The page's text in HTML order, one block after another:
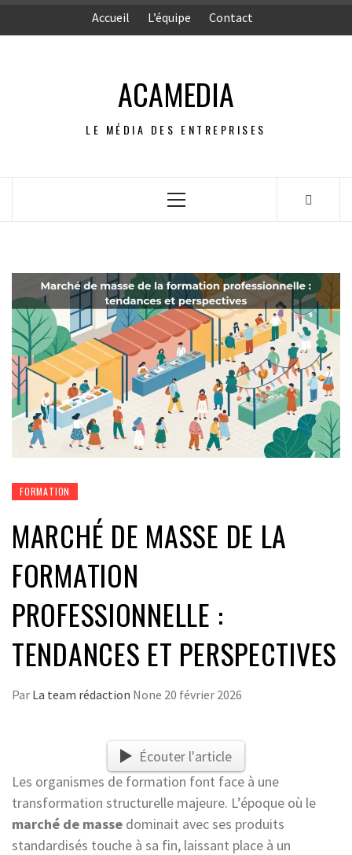
Accueil L’équipe Contact
ACAMEDIA
LE MÉDIA DES ENTREPRISES
Menu
FORMATION
MARCHÉ DE MASSE DE LA
FORMATION
PROFESSIONNELLE :
TENDANCES ET PERSPECTIVES
Par La team rédaction None 20 février 2026
Écouter l'article
Les organismes de formation font face à une
transformation structurelle majeure. L’époque où le
marché de masse dominait avec ses produits
standardisés touche à sa fin, laissant place à un